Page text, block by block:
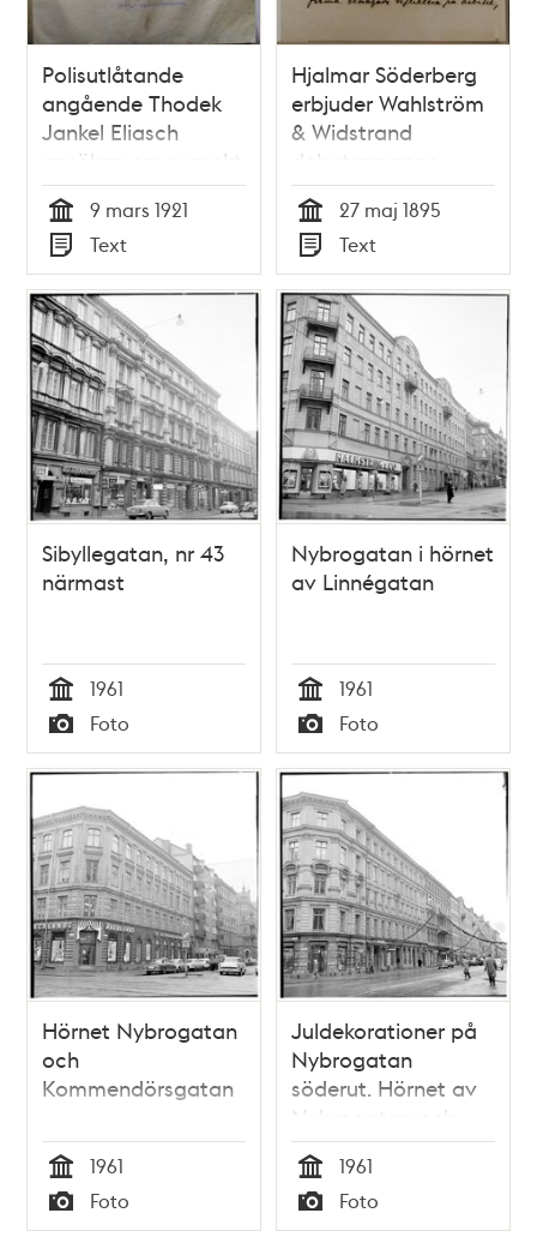
Polisutlåtande
angående Thodek
Jankel Eliasch
ansökan om svenskt
medborgarskap 1921
Tid
9 mars 1921
Typ
Text
Hjalmar Söderberg
erbjuder Wahlström
& Widstrand
debutromanen
Förvillelser - brev
1895
Tid
27 maj 1895
Typ
Text
Sibyllegatan, nr 43
närmast
Tid
1961
Typ
Foto
Nybrogatan i hörnet
av Linnégatan
Tid
1961
Typ
Foto
Hörnet Nybrogatan
och
Kommendörsgatan
Tid
1961
Typ
Foto
Juldekorationer på
Nybrogatan
söderut. Hörnet av
Nybrogatan och
Kommendörsgatan
Tid
1961
Typ
Foto